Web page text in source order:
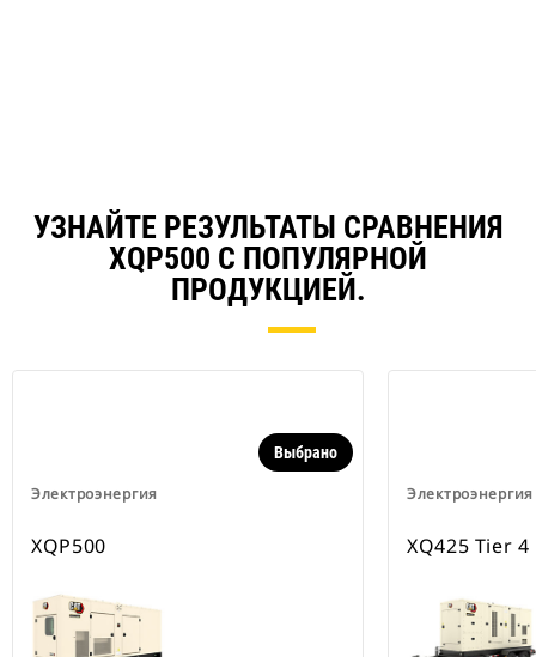
УЗНАЙТЕ РЕЗУЛЬТАТЫ СРАВНЕНИЯ
XQP500 С ПОПУЛЯРНОЙ
ПРОДУКЦИЕЙ.
Электроэнергия
Выбрано
XQP500
Электроэнергия
XQ425 Tier 4